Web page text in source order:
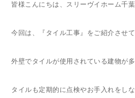
皆様こんにちは、スリーヴイホーム千
今回は、『タイル工事』をご紹介させて
外壁でタイルが使用されている建物が多
タイルも定期的に点検やお手入れをし